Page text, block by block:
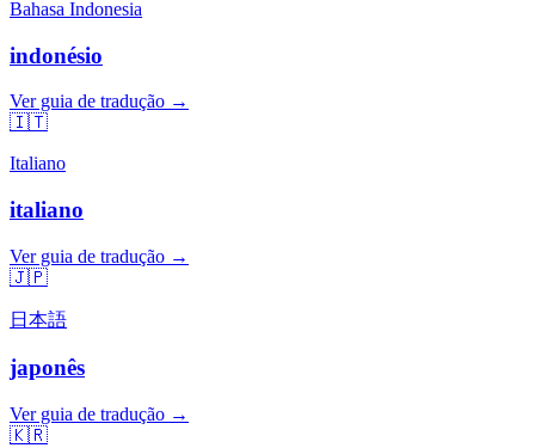
Bahasa Indonesia
indonésio
Ver guia de tradução →
🇮🇹
Italiano
italiano
Ver guia de tradução →
🇯🇵
日本語
japonês
Ver guia de tradução →
🇰🇷